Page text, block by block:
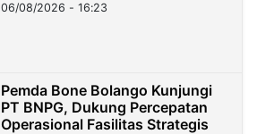
06/08/2026 - 16:23
Pemda Bone Bolango Kunjungi
PT BNPG, Dukung Percepatan
Operasional Fasilitas Strategis